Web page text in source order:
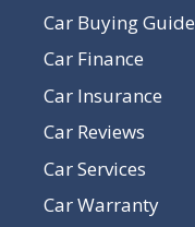
Car Buying Guide
Car Finance
Car Insurance
Car Reviews
Car Services
Car Warranty